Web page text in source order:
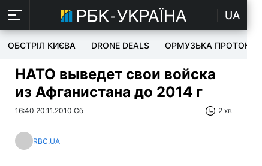
UA
ОБСТРІЛ КИЄВА DRONE DEALS ОРМУЗЬКА ПРОТОКА
НАТО выведет свои войска
из Афганистана до 2014 г
16:40 20.11.2010 Сб 2 хв
RBC.UA